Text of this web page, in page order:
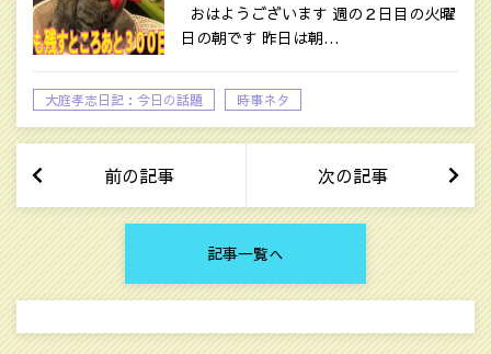
おはようございます 週の２日目の火曜
日の朝です 昨日は朝…
大庭孝志日記：今日の話題 時事ネタ
前の記事 次の記事
記事一覧へ